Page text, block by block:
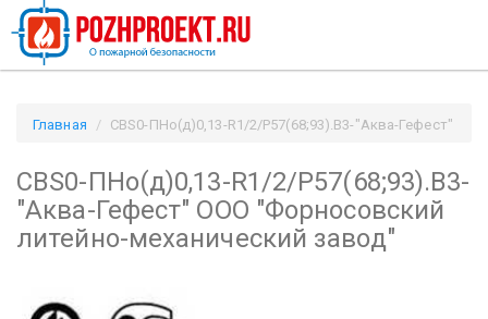
Главная
СВS0-ПНо(д)0,13-R1/2/Р57(68;93).В3-"Аква-Гефест"
Pozhproekt.ru
СВS0-ПНо(д)0,13-R1/2/Р57(68;93).В3-
"Аква-Гефест" ООО "Форносовский
литейно-механический завод"